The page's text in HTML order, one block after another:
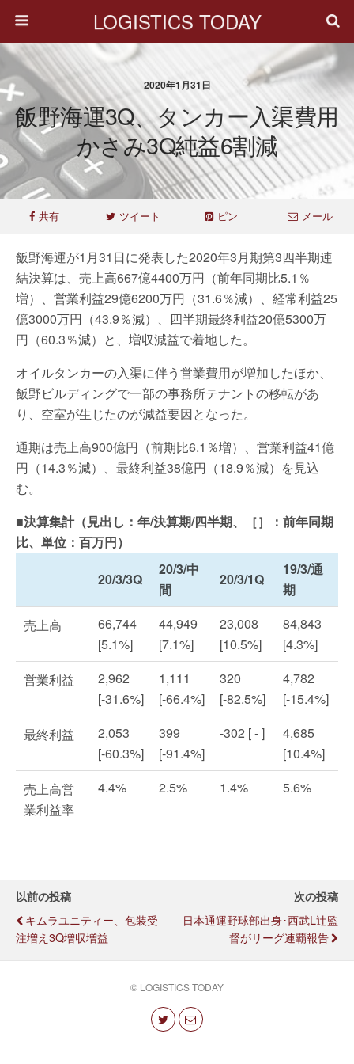
LOGISTICS TODAY
2020年1月31日
飯野海運3Q、タンカー入渠費用
かさみ3Q純益6割減
共有 ツイート ピン メール
飯野海運が1月31日に発表した2020年3月期第3四半期連
結決算は、売上高667億4400万円（前年同期比5.1％
増）、営業利益29億6200万円（31.6％減）、経常利益25
億3000万円（43.9％減）、四半期最終利益20億5300万
円（60.3％減）と、増収減益で着地した。
オイルタンカーの入渠に伴う営業費用が増加したほか、
飯野ビルディングで一部の事務所テナントの移転があ
り、空室が生じたのが減益要因となった。
通期は売上高900億円（前期比6.1％増）、営業利益41億
円（14.3％減）、最終利益38億円（18.9％減）を見込
む。
■決算集計（見出し：年/決算期/四半期、［］：前年同期
比、単位：百万円）
20/3/3Q
20/3/中
間
20/3/1Q
19/3/通
期
売上高
66,744
[5.1%]
44,949
[7.1%]
23,008
[10.5%]
84,843
[4.3%]
営業利益
2,962
[-31.6%]
1,111
[-66.4%]
320
[-82.5%]
4,782
[-15.4%]
最終利益
2,053
[-60.3%]
399
[-91.4%]
-302 [ - ]
4,685
[10.4%]
売上高営
業利益率
4.4% 2.5% 1.4% 5.6%
以前の投稿
キムラユニティー、包装受
注増え3Q増収増益
次の投稿
日本通運野球部出身･西武L辻監
督がリーグ連覇報告
© LOGISTICS TODAY